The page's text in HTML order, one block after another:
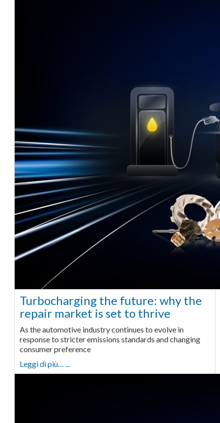
Turbocharging the future: why the
repair market is set to thrive
As the automotive industry continues to evolve in
response to stricter emissions standards and changing
consumer preference
Leggi di più… ...